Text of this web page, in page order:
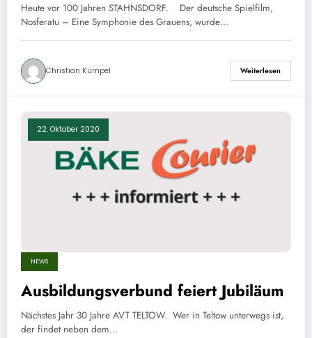
Heute vor 100 Jahren STAHNSDORF. Der deutsche Spielfilm,
Nosferatu – Eine Symphonie des Grauens, wurde…
Christian Kümpel Weiterlesen
22. Oktober 2020
NEWS
Ausbildungsverbund feiert Jubiläum
Nächstes Jahr 30 Jahre AVT TELTOW. Wer in Teltow unterwegs ist,
der findet neben dem…